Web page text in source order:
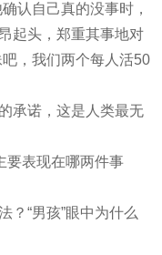
认自己真的没事时，
起头，郑重其事地对
，我们两个每人活50
承诺，这是人类最无
要表现在哪两件事
“男孩”眼中为什么